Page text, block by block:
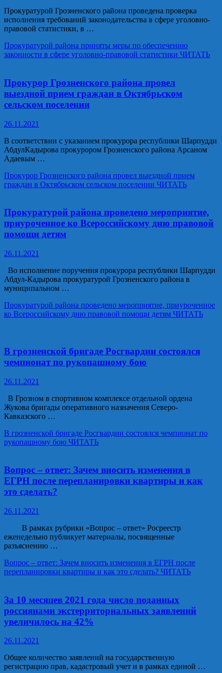
Прокуратурой Грозненского района проведена проверка
исполнения требований законодательства в сфере уголовно-
правовой статистики, в …
Прокуратурой района приняты меры по обеспечению
законности в сфере уголовно-правовой статистики ЧИТАТЬ
Прокурор Грозненского района провел
выездной прием граждан в Октябрьском
сельском поселении
26.11.2021
В соответствии с указанием прокурора республики Шарпудди
АбдулКадырова прокурором Грозненского района Арсаном
Адаевым …
Прокурор Грозненского района провел выездной прием
граждан в Октябрьском сельском поселении ЧИТАТЬ
Прокуратурой района проведено мероприятие,
приуроченное ко Всероссийскому дню правовой
помощи детям
26.11.2021
Во исполнение поручения прокурора республики Шарпудди
Абдул-Кадырова прокуратурой Грозненского района в
муниципальном …
Прокуратурой района проведено мероприятие, приуроченное
ко Всероссийскому дню правовой помощи детям ЧИТАТЬ
В грозненской бригаде Росгвардии состоялся
чемпионат по рукопашному бою
26.11.2021
В Грозном в спортивном комплексе отдельной ордена
Жукова бригады оперативного назначения Северо-
Кавказского …
В грозненской бригаде Росгвардии состоялся чемпионат по
рукопашному бою ЧИТАТЬ
Вопрос – ответ: Зачем вносить изменения в
ЕГРН после перепланировки квартиры и как
это сделать?
26.11.2021
В рамках рубрики «Вопрос – ответ» Росреестр
еженедельно публикует материалы, посвященные
разъяснению …
Вопрос – ответ: Зачем вносить изменения в ЕГРН после
перепланировки квартиры и как это сделать? ЧИТАТЬ
За 10 месяцев 2021 года число поданных
россиянами экстерриториальных заявлений
увеличилось на 42%
26.11.2021
Общее количество заявлений на государственную
регистрацию прав, кадастровый учет и в рамках единой …